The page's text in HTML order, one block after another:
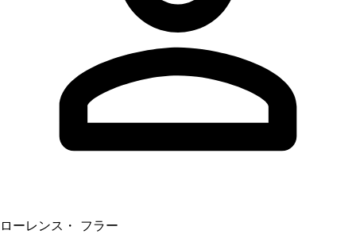
ローレンス・ フラー